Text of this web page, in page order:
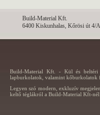
Build-Material Kft.
6400 Kiskunhalas, Kőrösi út 4/A
Build-Material Kft. - Kül és beltéri
lapburkolatok, valamint kőburkolatok
Legyen szó modern, exkluzív
keltő téglákról a Build-Material Kft-nél